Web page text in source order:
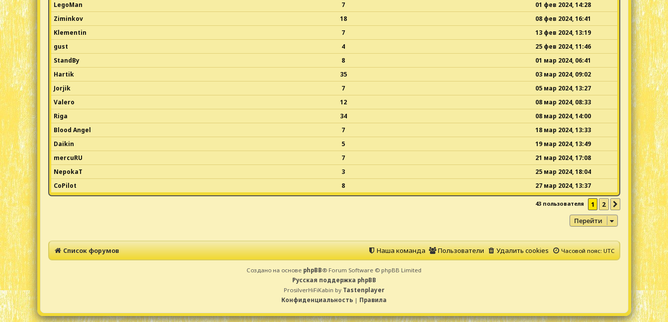
LegoMan
7
01 фев 2024, 14:28
Ziminkov
18
08 фев 2024, 16:41
Klementin
7
13 фев 2024, 13:19
gust
4
25 фев 2024, 11:46
StandBy
8
01 мар 2024, 06:41
Hartik
35
03 мар 2024, 09:02
Jorjik
7
05 мар 2024, 13:27
Valero
12
08 мар 2024, 08:33
Riga
34
08 мар 2024, 14:00
Blood Angel
7
18 мар 2024, 13:33
Daikin
5
19 мар 2024, 13:49
mercuRU
7
21 мар 2024, 17:08
NepokaT
3
25 мар 2024, 18:04
CoPilot
8 27 мар 2024, 13:37
43 пользователя 1 2
След.
Перейти
Список форумов Часовой пояс:UTC
Удалить cookies
Пользователи
Наша команда
Создано на основе phpBB® Forum Software © phpBB Limited
Русская поддержка phpBB
ProsilverHiFiKabin by Tastenplayer
Конфиденциальность | Правила